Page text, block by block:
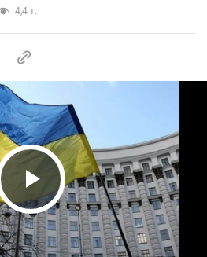
4,4 т.
Play Video